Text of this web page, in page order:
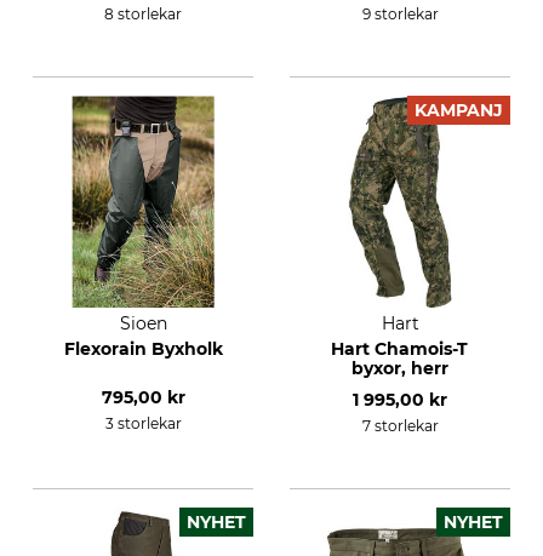
8 storlekar 9 storlekar
Sioen
Flexorain Byxholk
795,00 kr
3 storlekar
KAMPANJ
Hart
Hart Chamois-T
byxor, herr
1 995,00 kr
7 storlekar
NYHET NYHET